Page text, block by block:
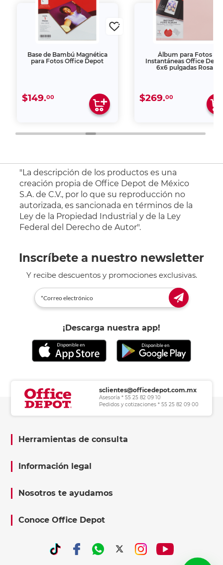
Base de Bambú Magnética
para Fotos Office Depot
$149.00
Álbum para Fotos
Instantáneas Office
6x6 pulgadas Rosa
$269.00
"La descripción de los productos es una
creación propia de Office Depot de México
S.A. de C.V., por lo que su reproducción no
autorizada, es sancionada en términos de la
Ley de la Propiedad Industrial y de la Ley
Federal del Derecho de Autor".
Inscríbete a nuestro newsletter
Y recibe descuentos y promociones exclusivas.
¡Descarga nuestra app!
sclientes@officedepot.com.mx
Asesoría * 55 25 82 09 10
Pedidos y cotizaciones * 55 25 82 09 00
Herramientas de consulta
Información legal
Nosotros te ayudamos
Conoce Office Depot